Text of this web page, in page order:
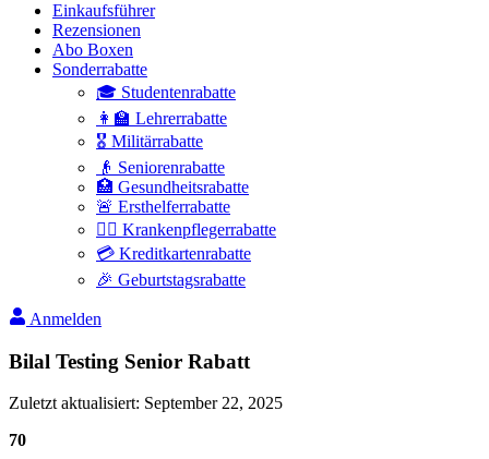
Einkaufsführer
Rezensionen
Abo Boxen
Sonderrabatte
🎓 Studentenrabatte
👩‍🏫 Lehrerrabatte
🎖️ Militärrabatte
👴 Seniorenrabatte
🏥 Gesundheitsrabatte
🚨 Ersthelferrabatte
👩‍⚕️ Krankenpflegerrabatte
💳 Kreditkartenrabatte
🎉 Geburtstagsrabatte
Anmelden
Bilal Testing Senior Rabatt
Zuletzt aktualisiert: September 22, 2025
70